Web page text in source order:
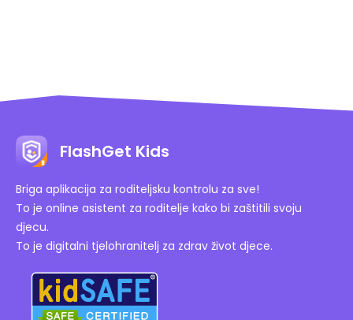
FlashGet Kids
Briga aplikacija za roditeljsku kontrolu za sve!
To je online asistent za roditelje kako bi zaštitili svoju
djecu.
To je digitalni tjelohranitelj za zdrav život djece.